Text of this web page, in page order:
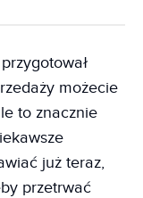
możecie
to znacznie
już teraz,
przetrwać